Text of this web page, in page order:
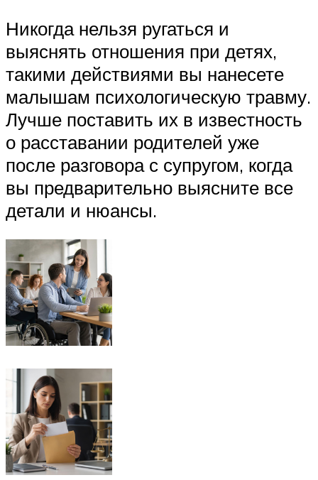
Никогда нельзя ругаться и
выяснять отношения при детях,
такими действиями вы нанесете
малышам психологическую травму.
Лучше поставить их в известность
о расставании родителей уже
после разговора с супругом, когда
вы предварительно выясните все
детали и нюансы.